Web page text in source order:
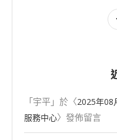
「宇平 」於〈2025年08
服務中心〉發佈留言